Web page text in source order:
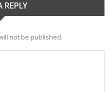
REPLY
not be published.